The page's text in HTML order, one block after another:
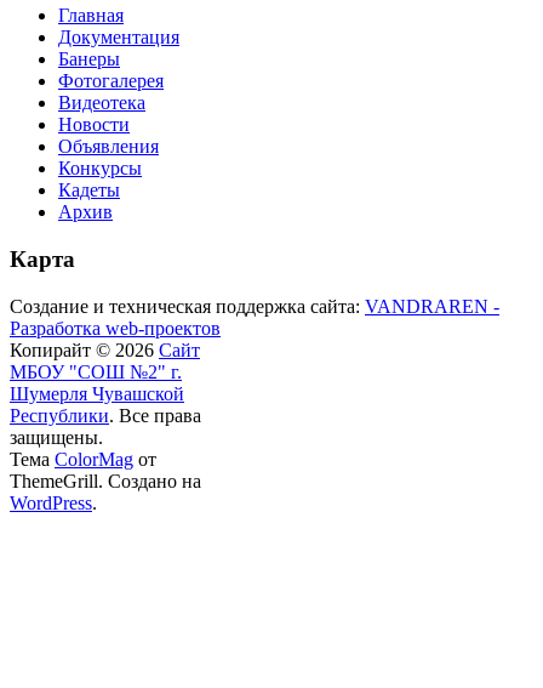
Главная
Документация
Банеры
Фотогалерея
Видеотека
Новости
Объявления
Конкурсы
Кадеты
Архив
Карта
Создание и техническая поддержка сайта: VANDRAREN -
Разработка web-проектов
Копирайт © 2026 Сайт
МБОУ "СОШ №2" г.
Шумерля Чувашской
Республики. Все права
защищены.
Тема ColorMag от
ThemeGrill. Создано на
WordPress.